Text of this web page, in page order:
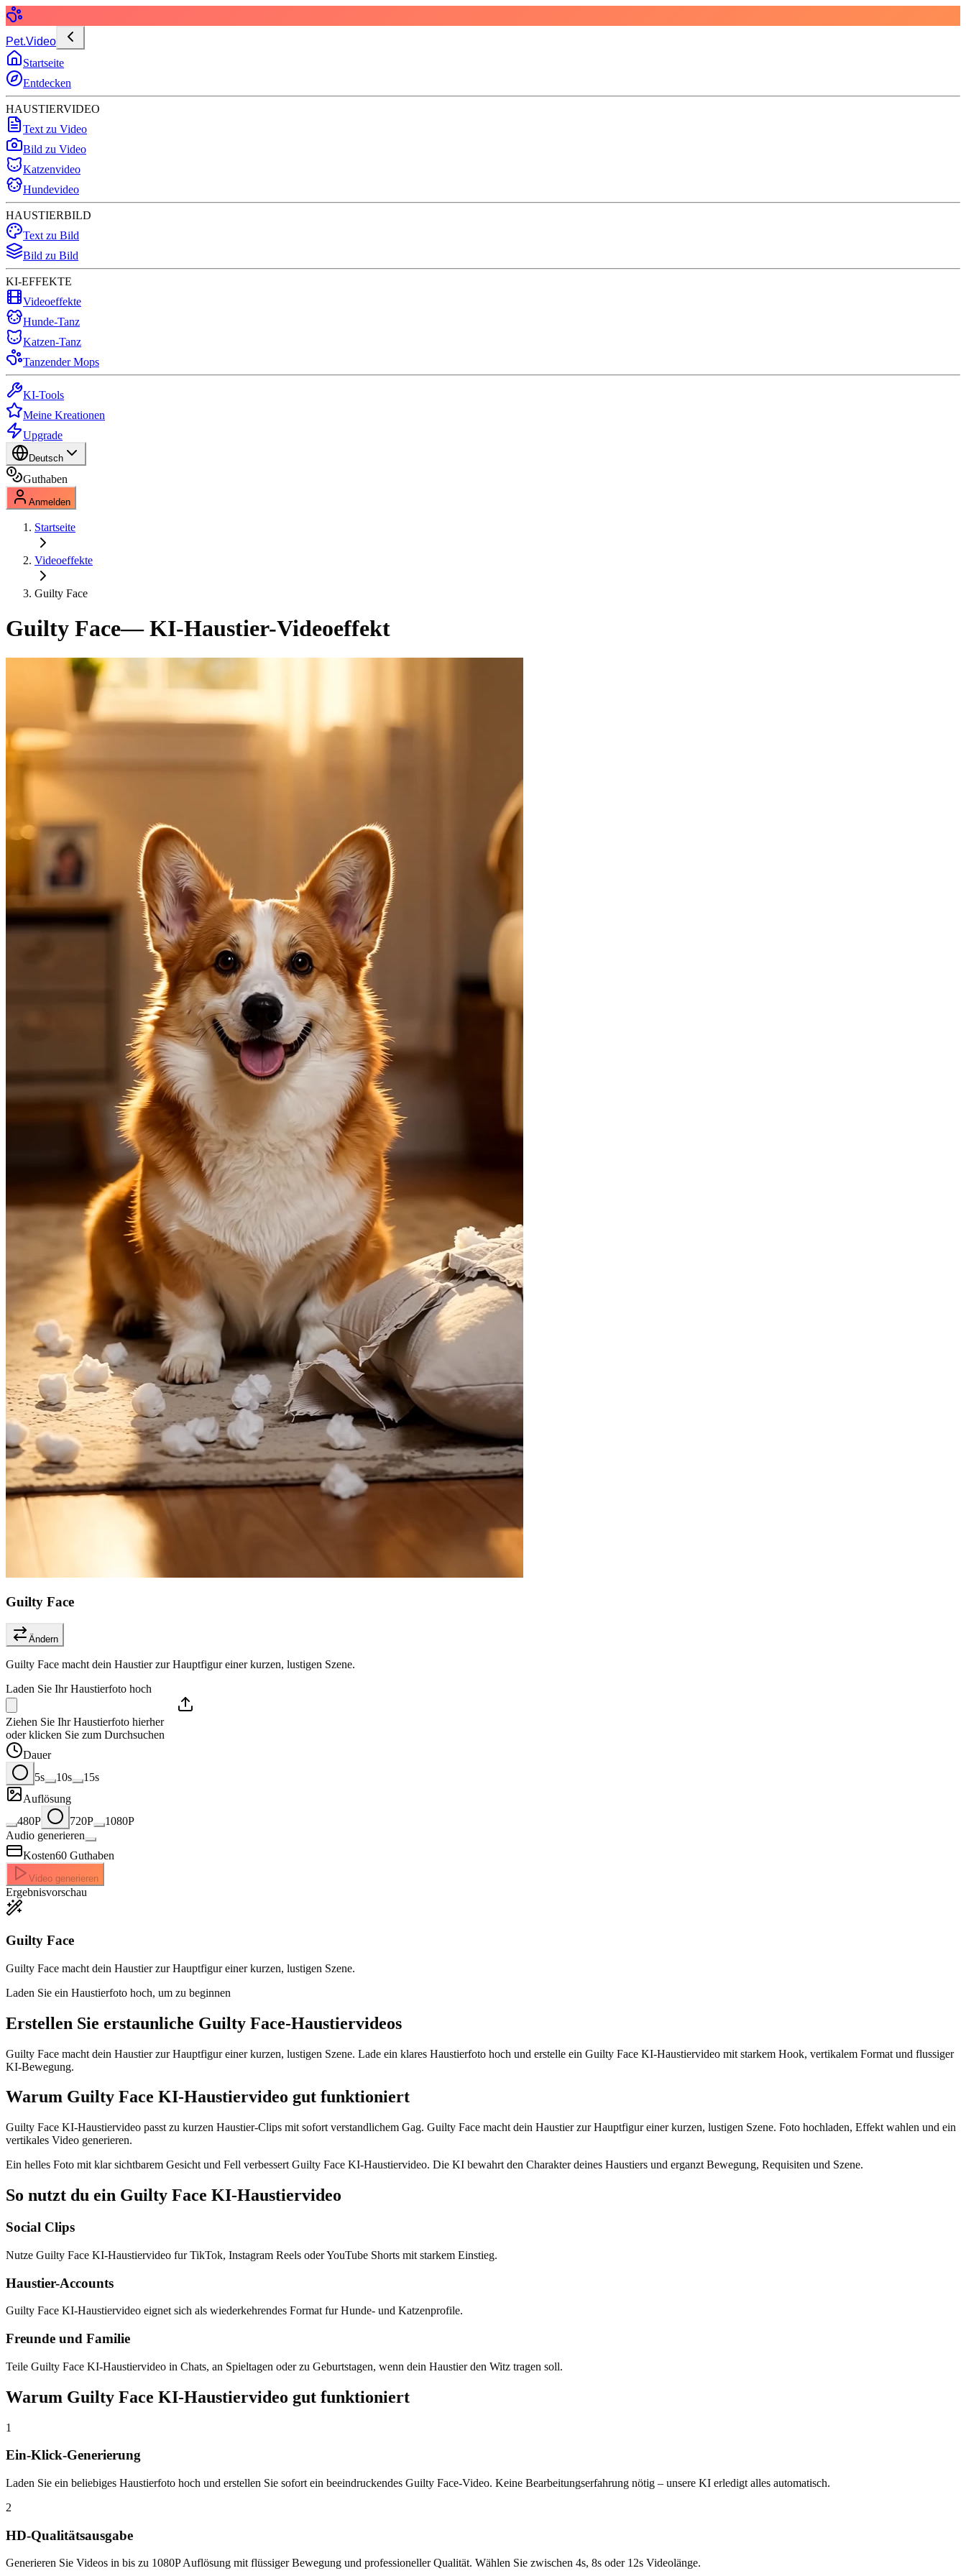
Pet.Video
Startseite
Entdecken
HAUSTIERVIDEO
Text zu Video
Bild zu Video
Katzenvideo
Hundevideo
HAUSTIERBILD
Text zu Bild
Bild zu Bild
KI-EFFEKTE
Videoeffekte
Hunde-Tanz
Katzen-Tanz
Tanzender Mops
KI-Tools
Meine Kreationen
Upgrade
Deutsch
Guthaben
Anmelden
Startseite
Videoeffekte
Guilty Face
Guilty Face— KI-Haustier-Videoeffekt
Guilty Face
Ändern
Guilty Face macht dein Haustier zur Hauptfigur einer kurzen, lustigen Szene.
Laden Sie Ihr Haustierfoto hoch
Ziehen Sie Ihr Haustierfoto hierher
oder klicken Sie zum Durchsuchen
Dauer
5s
10s
15s
Auflösung
480P
720P
1080P
Audio generieren
Kosten60 Guthaben
Video generieren
Ergebnisvorschau
Guilty Face
Guilty Face macht dein Haustier zur Hauptfigur einer kurzen, lustigen Szene.
Laden Sie ein Haustierfoto hoch, um zu beginnen
Erstellen Sie erstaunliche Guilty Face-Haustiervideos
Guilty Face macht dein Haustier zur Hauptfigur einer kurzen, lustigen Szene. Lade ein klares Haustierfoto hoch und erstelle ein Guilty Face KI-Haustiervideo mit starkem Hook, vertikalem Format und flussiger
KI-Bewegung.
Warum Guilty Face KI-Haustiervideo gut funktioniert
Guilty Face KI-Haustiervideo passt zu kurzen Haustier-Clips mit sofort verstandlichem Gag. Guilty Face macht dein Haustier zur Hauptfigur einer kurzen, lustigen Szene. Foto hochladen, Effekt wahlen und ein
vertikales Video generieren.
Ein helles Foto mit klar sichtbarem Gesicht und Fell verbessert Guilty Face KI-Haustiervideo. Die KI bewahrt den Charakter deines Haustiers und erganzt Bewegung, Requisiten und Szene.
So nutzt du ein Guilty Face KI-Haustiervideo
Social Clips
Nutze Guilty Face KI-Haustiervideo fur TikTok, Instagram Reels oder YouTube Shorts mit starkem Einstieg.
Haustier-Accounts
Guilty Face KI-Haustiervideo eignet sich als wiederkehrendes Format fur Hunde- und Katzenprofile.
Freunde und Familie
Teile Guilty Face KI-Haustiervideo in Chats, an Spieltagen oder zu Geburtstagen, wenn dein Haustier den Witz tragen soll.
Warum Guilty Face KI-Haustiervideo gut funktioniert
1
Ein-Klick-Generierung
Laden Sie ein beliebiges Haustierfoto hoch und erstellen Sie sofort ein beeindruckendes Guilty Face-Video. Keine Bearbeitungserfahrung nötig – unsere KI erledigt alles automatisch.
2
HD-Qualitätsausgabe
Generieren Sie Videos in bis zu 1080P Auflösung mit flüssiger Bewegung und professioneller Qualität. Wählen Sie zwischen 4s, 8s oder 12s Videolänge.